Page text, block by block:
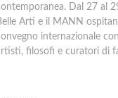
Dal 27 al
Arti e il MANN
internazionale
filosofi e curatori di